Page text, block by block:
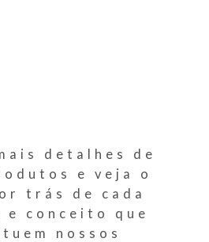
detalhes de
e veja o
trás de cada
e conceito que
nossos